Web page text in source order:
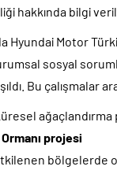
hakkında bilgi
Hyundai Motor
sosyal
Bu çalışmalar
ağaçlandırma
Ormanı projesi
bölgelerde